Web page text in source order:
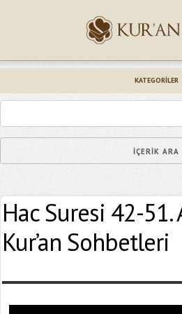
KATEGORILER
Hac Suresi 42-51.
Kur’an Sohbetleri
Epostanız (*)
Yaşadığınız Hatanın Ayrıntıları